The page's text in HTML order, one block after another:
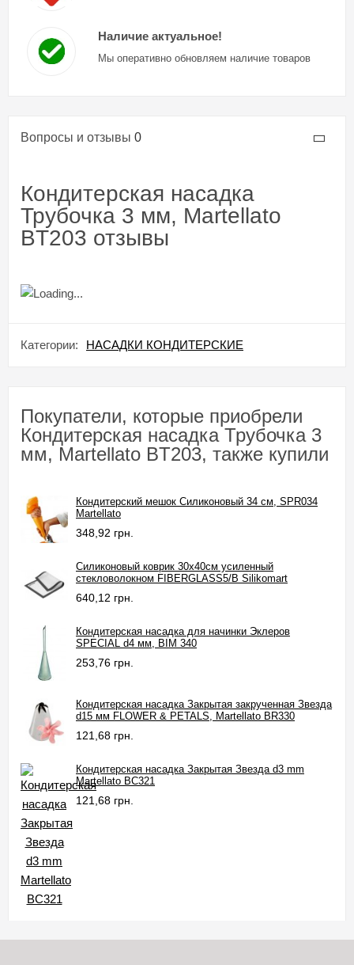
Наличие актуальное!
Мы оперативно обновляем наличие товаров
Вопросы и отзывы 0
Кондитерская насадка
Трубочка 3 мм, Martellato
BT203 отзывы
Категории: НАСАДКИ КОНДИТЕРСКИЕ
Покупатели, которые приобрели
Кондитерская насадка Трубочка 3
мм, Martellato BT203, также купили
Кондитерский мешок Силиконовый 34 см, SPR034
Martellato
348,92 грн.
Силиконовый коврик 30х40см усиленный
стекловолокном FIBERGLASS5/B Silikomart
640,12 грн.
Кондитерская насадка для начинки Эклеров
SPECIAL d4 мм, BIM 340
253,76 грн.
Кондитерская насадка Закрытая закрученная Звезда
d15 мм FLOWER & PETALS, Martellato BR330
121,68 грн.
Кондитерская насадка Закрытая Звезда d3 mm
Martellato BC321
121,68 грн.